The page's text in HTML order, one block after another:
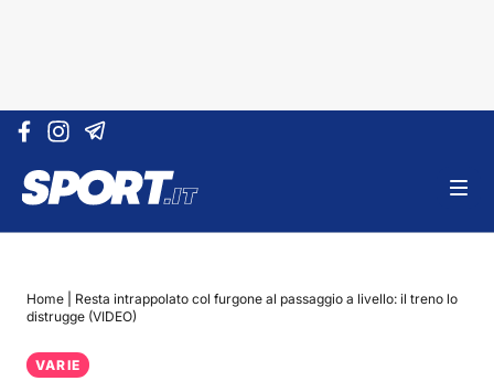
Vai al contenuto
Home
Resta intrappolato col furgone al passaggio a livello: il treno lo
distrugge (VIDEO)
VARIE